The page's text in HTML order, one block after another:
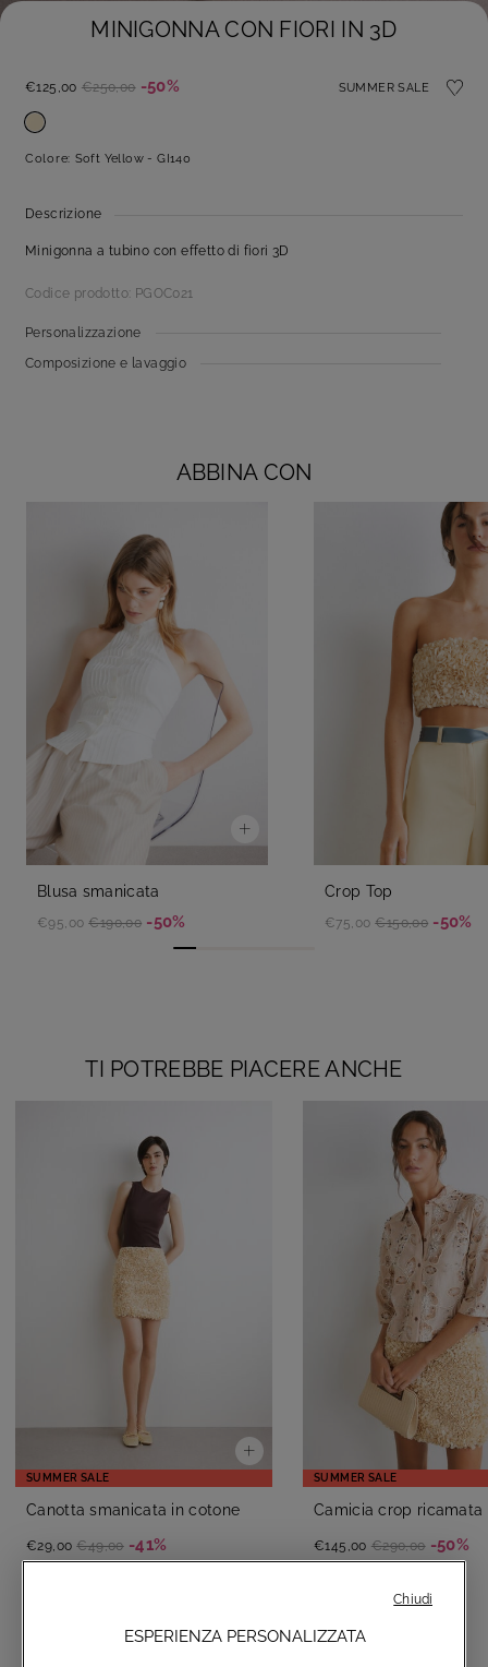
MINIGONNA CON FIORI IN 3D
SUMMER SALE
€125,00 €250,00 -50%
Colore: Soft Yellow - GI140
Descrizione
Minigonna a tubino con effetto di fiori 3D
Codice prodotto: PGOC021
Personalizzazione
Composizione e lavaggio
ABBINA CON
Blusa smanicata
€95,00 €190,00 -50%
Crop Top
€75,00 €150,00 -50%
TI POTREBBE PIACERE ANCHE
SUMMER SALE
Canotta smanicata in cotone
€29,00 €49,00 -41%
SUMMER SALE
Camicia crop ricamata
€145,00 €290,00 -50%
ESPERIENZA PERSONALIZZATA
Chiudi